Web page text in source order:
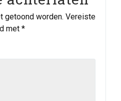
getoond worden. Vereiste
met *